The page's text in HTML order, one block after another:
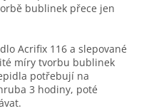
bublinek přece jen
Acrifix 116 a slepované
míry tvorbu bublinek
potřebují na
3 hodiny, poté